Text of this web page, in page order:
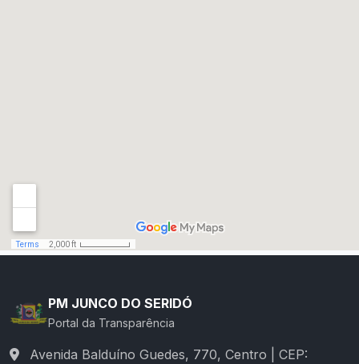
PM JUNCO DO SERIDÓ
Portal da Transparência
Avenida Balduíno Guedes, 770, Centro | CEP: